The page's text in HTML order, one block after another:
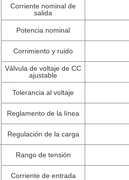
Corriente nominal de
salida
Potencia nominal
Corrimiento y ruido
Válvula de voltaje de CC
ajustable
Tolerancia al voltaje
Reglamento de la línea
Regulación de la carga
Rango de tensión
Corriente de entrada